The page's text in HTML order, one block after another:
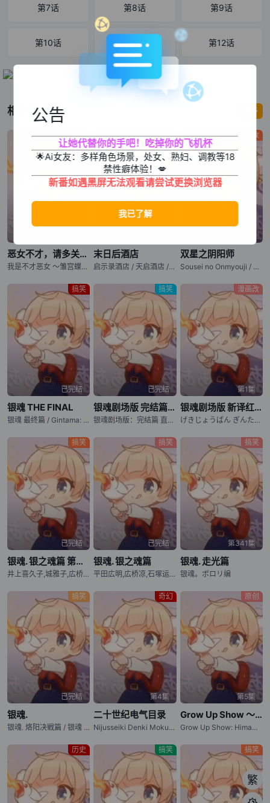
第7话 第8话 第9话
第10话 第11话 第12话
相关影片 更多
奇幻
恶女不才，请多关照 ～雏宫蝶鼠换身传～
我是不才恶女 ～雏宫蝶鼠互换传～ / 虽然我是不完美恶女 ～雏宫蝶鼠替换传～ / Though I Am an Inept Villainess: Tale of the Butterfly-Rat Body Swap in the Maiden Court / Futsutsuka na Akujo dewa Gozaimasu ga: Suuguu Chouso Torikae Den
原创
末日后酒店
启示录酒店 / 天启酒店 / Apocalypse Hotel
漫画改
双星之阴阳师
Sousei no Onmyouji / Twin Star Exorcists
搞笑
已完结
银魂 THE FINAL
银魂 最终篇 / Gintama: THE FINAL / Gintama: THE VERY FINAL
搞笑
已完结
银魂剧场版 完结篇 万事屋永不落
银魂剧场版：完结篇 直到永远的万事屋 / 银魂完结篇剧场版：永远的万事屋(港) / Gintama: The Movie: The Final Chapter: Be Forever Yorozuya / Gekijouban Gintama Kanketsuhen: Yorozuya yo Eien Nare
漫画改
第1集
银魂剧场版 新译红樱篇
げきじょうばん ぎんたま しんやくべにざくらへん
搞笑
已完结
银魂. 银之魂篇 第二季
井上喜久子,城雅子,広桥凉,三宅健太
搞笑
已完结
银魂. 银之魂篇
平田広明,広桥凉,石塚运昇,比嘉久美子,植田佳奈
搞笑
第341集
银魂. 走光篇
银魂。ポロリ编
搞笑
已完结
银魂.
银魂. 烙阳决戦篇 / 银魂 第4期
奇幻
第4集
二十世纪电气目录
Nijusseiki Denki Mokuroku: Eureka Evrika / Sparks of Tomorrow
原创
第5集
Grow Up Show ～向日葵马戏团～
Grow Up Show: Himawari no Circus-dan / 成长秀～向日葵马戏团～
历史 搞笑 搞笑
繁
公告
让她代替你的手吧！吃掉你的飞机杯
🌟Ai女友：多样角色场景，处女、熟妇、调教等18
禁性癖体验！💋
新番如遇黑屏无法观看请尝试更换浏览器